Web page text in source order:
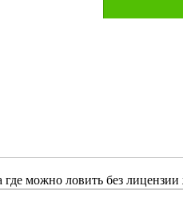
можно ловить без